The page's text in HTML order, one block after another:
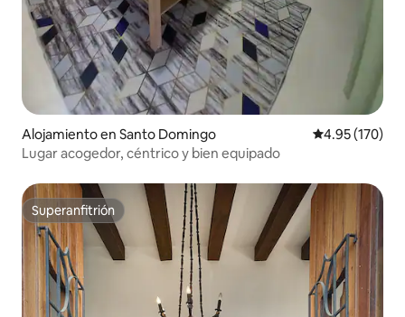
Alojamiento en Santo Domingo Calificación
4.95 (170)
Lugar acogedor, céntrico y bien equipado
Superanfitrión
Superanfitrión